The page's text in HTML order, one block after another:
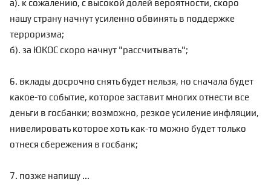
а). к сожалению, с высокой долей вероятности, скоро
нашу страну начнут усиленно обвинять в поддержке
терроризма;
б). за ЮКОС скоро начнут "рассчитывать";
6. вклады досрочно снять будет нельзя, но сначала будет
какое-то событие, которое заставит многих отнести все
деньги в госбанки; возможно, резкое усиление инфляции,
нивелировать которое хоть как-то можно будет только
отнеся сбережения в госбанк;
7. позже напишу ...